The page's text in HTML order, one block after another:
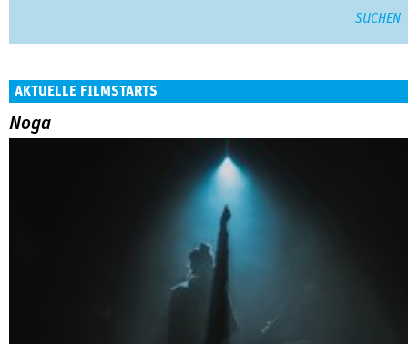
AKTUELLE FILMSTARTS
Noga